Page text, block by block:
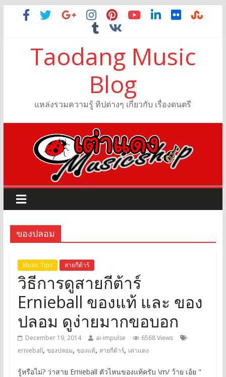
Taodang Music
Blog
แหล่งรวมความรู้ ทิปต่างๆ เกี่ยวกับ เรื่องดนตรี
ของปลอม
Music Tips สายกีต้าร์
วิธีการดูสายกีต้าร์
Ernieball ของแท้ และ ของ
ปลอม ดูง่ายมากขอบอก
December 19, 2014 ai-impulse
6568 Views
ernieball, ของปลอม, ของแท้, สายกีต้าร์, เต่าแดง
รู้หรือไม่? ว่าสาย Ernieball ตัวไหนของแท้ครับ \m/ ว้าย เอ้ย "